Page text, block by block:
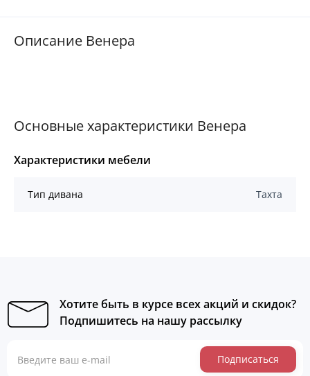
Описание Венера
Основные характеристики Венера
Характеристики мебели
Тип дивана Тахта
Хотите быть в курсе всех акций и скидок?
Подпишитесь на нашу рассылку
Подписаться